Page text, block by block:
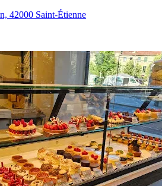
42000 Saint-Étienne